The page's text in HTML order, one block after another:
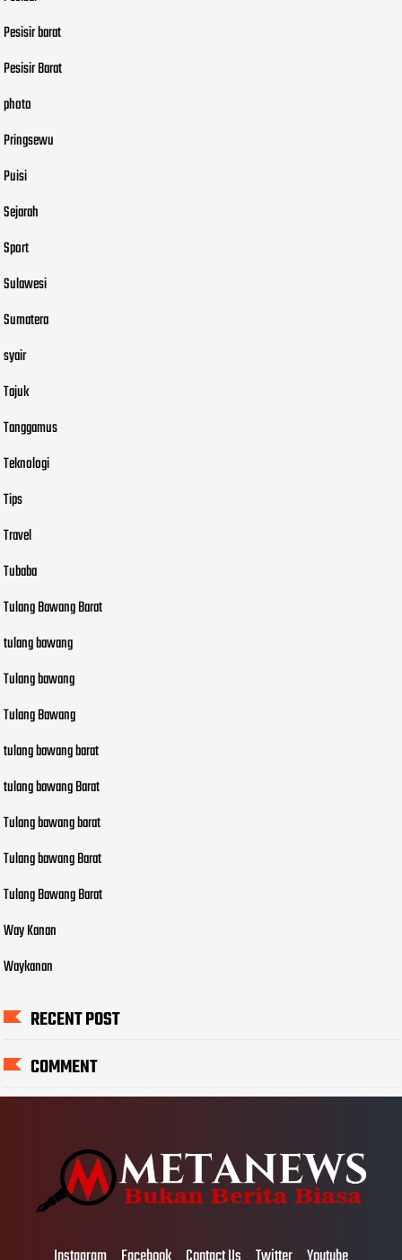
Pesisir barat
Pesisir Barat
photo
Pringsewu
Puisi
Sejarah
Sport
Sulawesi
Sumatera
syair
Tajuk
Tanggamus
Teknologi
Tips
Travel
Tubaba
Tulang Bawang Barat
tulang bawang
Tulang bawang
Tulang Bawang
tulang bawang barat
tulang bawang Barat
Tulang bawang barat
Tulang bawang Barat
Tulang Bawang Barat
Way Kanan
Waykanan
RECENT POST
COMMENT